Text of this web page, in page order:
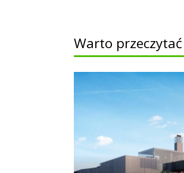
Warto przeczytać